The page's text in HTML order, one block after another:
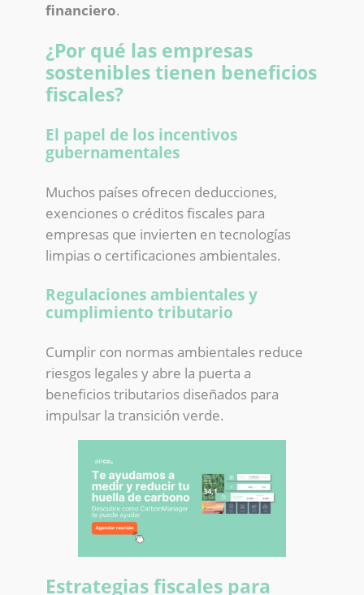
financiero.
¿Por qué las empresas
sostenibles tienen beneficios
fiscales?
El papel de los incentivos
gubernamentales
Muchos países ofrecen deducciones,
exenciones o créditos fiscales para
empresas que invierten en tecnologías
limpias o certificaciones ambientales.
Regulaciones ambientales y
cumplimiento tributario
Cumplir con normas ambientales reduce
riesgos legales y abre la puerta a
beneficios tributarios diseñados para
impulsar la transición verde.
Estrategias fiscales para